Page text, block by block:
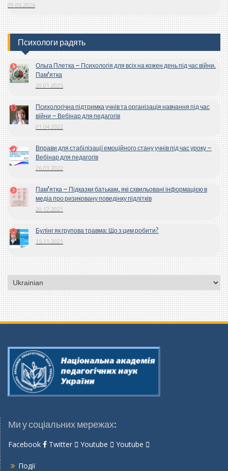
09.06.2026
Психологи радять
Ольга Плетка – Психологія для всіх на кожен день під час війни.
Пам’ятка
20.01.2025
Психологічна підтримка учнів та організація навчання під час
війни – Вебінар для педагогів
01.04.2022
Вправи для стабілізації емоційного стану учнів під час уроку –
Вебінар для педагогів
26.03.2022
Пам’ятка – Підказки батькам, які схвильовані інформацією в
медіа про ризиковану поведінку підлітків
20.12.2021
Булінг як групова травма: Що з цим робити?
15.11.2021
Вибрати
мову
Ми у соціальних мережах:
Facebook Twitter Youtube Youtube
Події